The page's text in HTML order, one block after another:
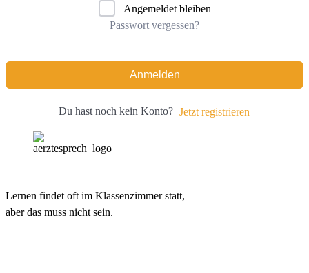
Angemeldet bleiben
Passwort vergessen?
Anmelden
Du hast noch kein Konto? Jetzt registrieren
Lernen findet oft im Klassenzimmer statt,
aber das muss nicht sein.